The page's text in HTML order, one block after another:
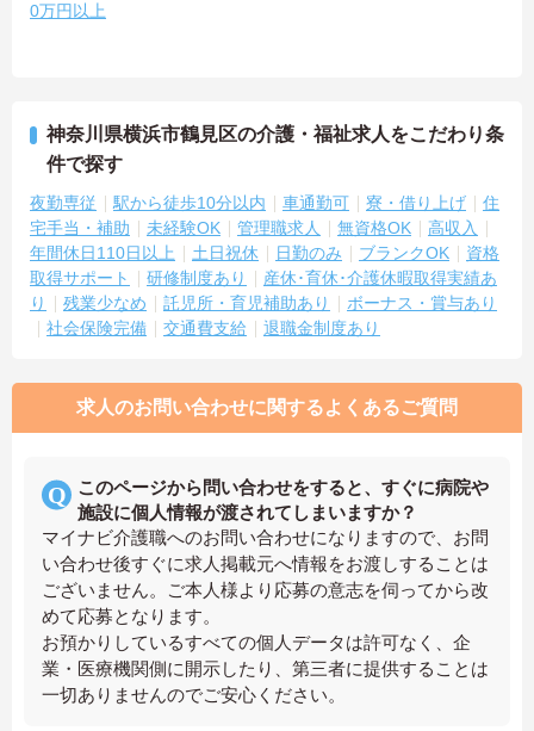
0万円以上
神奈川県横浜市鶴見区の介護・福祉求人をこだわり条
件で探す
夜勤専従 駅から徒歩10分以内 車通勤可 寮・借り上げ
住
宅手当・補助
未経験OK 管理職求人 無資格OK
高収入
年間休日110日以上
土日祝休 日勤のみ ブランクOK
資格
取得サポート
研修制度あり
産休･育休･介護休暇取得実績あ
り
残業少なめ 託児所・育児補助あり
ボーナス・賞与あり
社会保険完備
交通費支給 退職金制度あり
求人のお問い合わせに関するよくあるご質問
このページから問い合わせをすると、すぐに病院や
施設に個人情報が渡されてしまいますか？
マイナビ介護職へのお問い合わせになりますので、お問
い合わせ後すぐに求人掲載元へ情報をお渡しすることは
ございません。ご本人様より応募の意志を伺ってから改
めて応募となります。
お預かりしているすべての個人データは許可なく、企
業・医療機関側に開示したり、第三者に提供することは
一切ありませんのでご安心ください。